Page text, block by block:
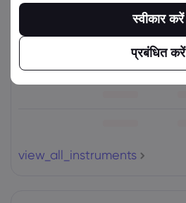
view_all_instruments
स्वीकार करें
प्रबंधित करें